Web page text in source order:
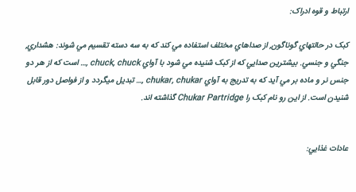
ارتباط و قوه ادراک:
کبک در حالتهاي گوناگون, از صداهاي مختلف استفاده مي کند که به سه دسته تقسيم مي شوند: هشداري,
جنگي و جنسي. بيشترين صدايي که از کبک شنيده مي شود با آواي chuck, chuck ,… است که از هر دو
جنس نر و ماده بر مي آيد که به تدريج به آواي chukar, chukar ,… تبديل ميگردد و از فواصل دور قابل
شنيدن است. از اين رو نام کبک را Chukar Partridge گذاشته اند.
عادات غذايي: